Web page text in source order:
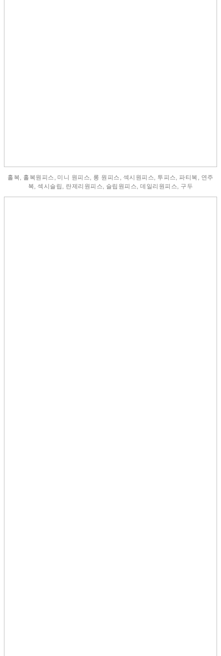
홀복, 홀복원피스, 미니 원피스, 롱 원피스, 섹시원피스, 투피스, 파티복, 연주
복, 섹시슬립, 란제리원피스, 슬립원피스, 데일리원피스, 구두